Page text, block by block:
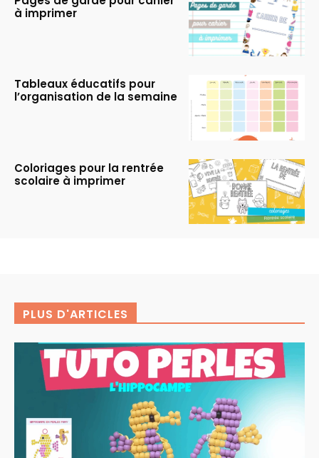
à imprimer
Tableaux éducatifs pour
l’organisation de la semaine
Coloriages pour la rentrée
scolaire à imprimer
PLUS D'ARTICLES